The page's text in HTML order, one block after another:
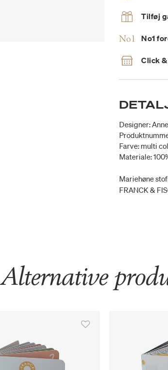
Tilføj
No1
Click
Designer:
Farve: multi
Materiale:
Mariehøne
FRANCK &
Alternative